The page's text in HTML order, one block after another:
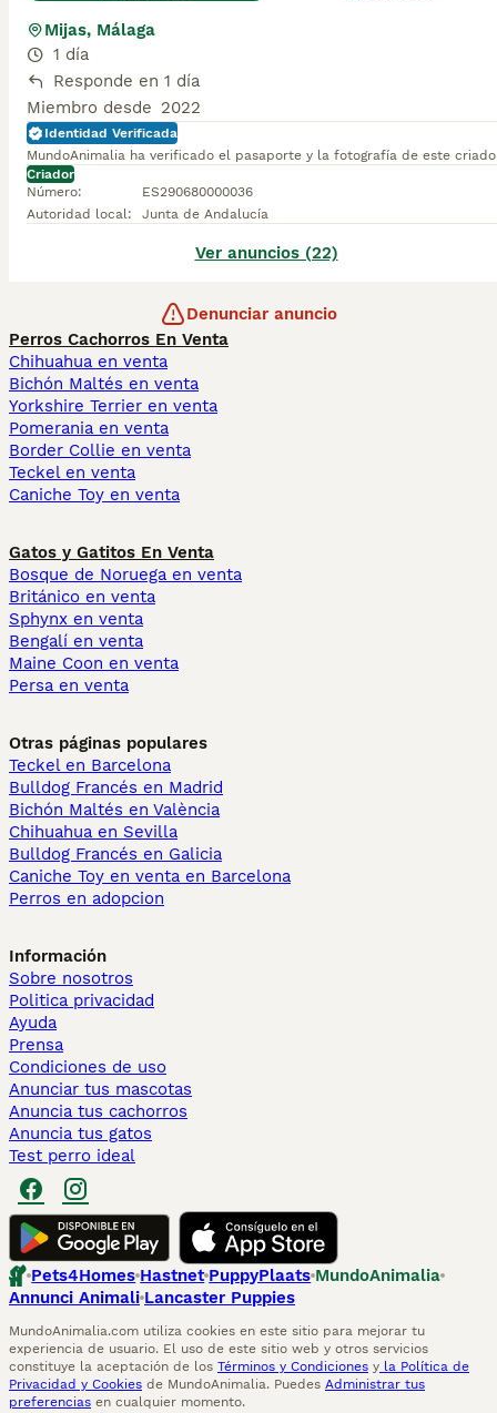
Mijas, Málaga
1 día
Responde en 1 día
Miembro desde 2022
Identidad Verificada
MundoAnimalia ha verificado el pasaporte y la fotografía de este
Criador
Número:
ES290680000036
Autoridad local: Junta de Andalucía
Ver anuncios (22)
Denunciar anuncio
Perros Cachorros En Venta
Chihuahua en venta
Bichón Maltés en venta
Yorkshire Terrier en venta
Pomerania en venta
Border Collie en venta
Teckel en venta
Caniche Toy en venta
Gatos y Gatitos En Venta
Bosque de Noruega en venta
Británico en venta
Sphynx en venta
Bengalí en venta
Maine Coon en venta
Persa en venta
Otras páginas populares
Teckel en Barcelona
Bulldog Francés en Madrid
Bichón Maltés en València
Chihuahua en Sevilla
Bulldog Francés en Galicia
Caniche Toy en venta en Barcelona
Perros en adopcion
Información
Sobre nosotros
Politica privacidad
Ayuda
Prensa
Condiciones de uso
Anunciar tus mascotas
Anuncia tus cachorros
Anuncia tus gatos
Test perro ideal
Pets4Homes Hastnet PuppyPlaats MundoAnimalia
Annunci Animali Lancaster Puppies
MundoAnimalia.com utiliza cookies en este sitio para mejorar tu
experiencia de usuario. El uso de este sitio web y otros servicios
constituye la aceptación de los Términos y Condiciones y la Política de
Privacidad y Cookies de MundoAnimalia. Puedes Administrar tus
preferencias en cualquier momento.